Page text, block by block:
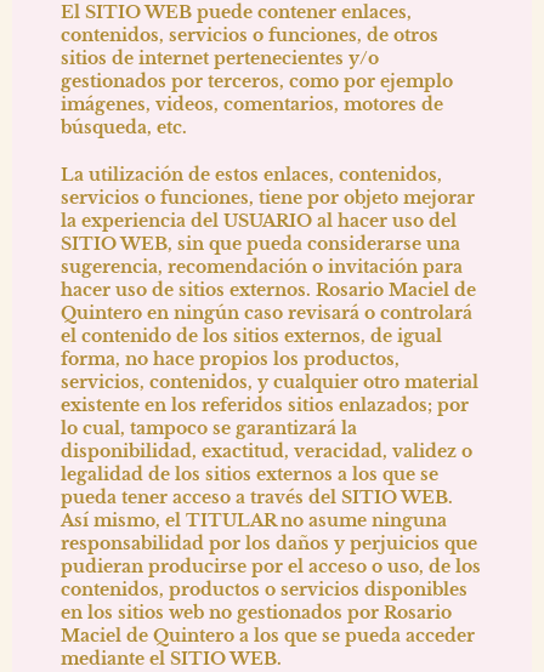
El SITIO WEB puede contener enlaces,
contenidos, servicios o funciones, de otros
sitios de internet pertenecientes y/o
gestionados por terceros, como por ejemplo
imágenes, videos, comentarios, motores de
búsqueda, etc.
La utilización de estos enlaces, contenidos,
servicios o funciones, tiene por objeto mejorar
la experiencia del USUARIO al hacer uso del
SITIO WEB, sin que pueda considerarse una
sugerencia, recomendación o invitación para
hacer uso de sitios externos. Rosario Maciel de
Quintero en ningún caso revisará o controlará
el contenido de los sitios externos, de igual
forma, no hace propios los productos,
servicios, contenidos, y cualquier otro material
existente en los referidos sitios enlazados; por
lo cual, tampoco se garantizará la
disponibilidad, exactitud, veracidad, validez o
legalidad de los sitios externos a los que se
pueda tener acceso a través del SITIO WEB.
Así mismo, el TITULAR no asume ninguna
responsabilidad por los daños y perjuicios que
pudieran producirse por el acceso o uso, de los
contenidos, productos o servicios disponibles
en los sitios web no gestionados por Rosario
Maciel de Quintero a los que se pueda acceder
mediante el SITIO WEB.